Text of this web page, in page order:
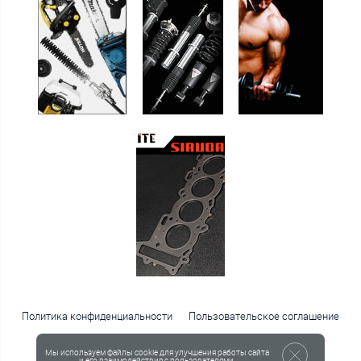
Политика конфиденциальности Пользовательское соглашение
Мы используем файлы cookie для улучшения работы сайта